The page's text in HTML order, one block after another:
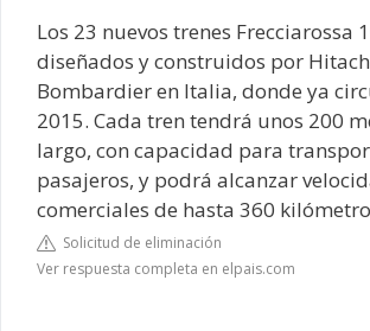
Los 23 nuevos trenes Frecciarossa
diseñados y construidos por
Bombardier en Italia, donde ya
2015. Cada tren tendrá unos 200
largo, con capacidad para
pasajeros, y podrá alcanzar
comerciales de hasta 360
Solicitud de eliminación
Ver respuesta completa en elpais.com